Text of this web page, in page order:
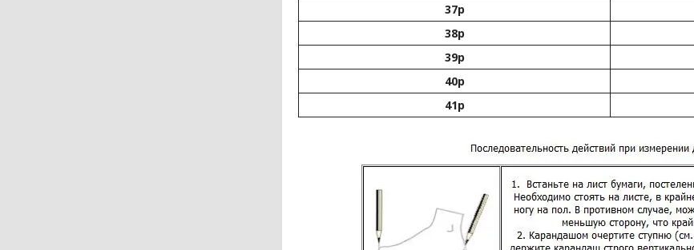
37р
38р
39р
40р
41р